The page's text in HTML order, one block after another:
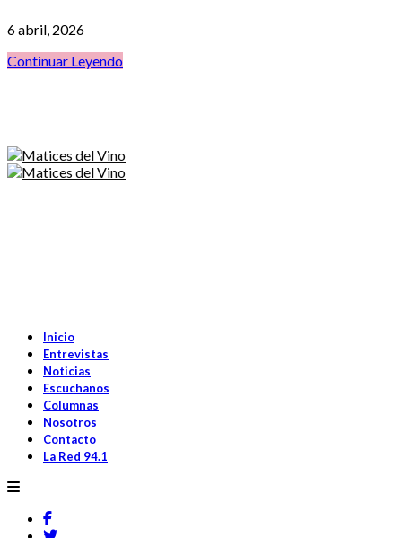
6 abril, 2026
Continuar Leyendo
Inicio
Entrevistas
Noticias
Escuchanos
Columnas
Nosotros
Contacto
La Red 94.1